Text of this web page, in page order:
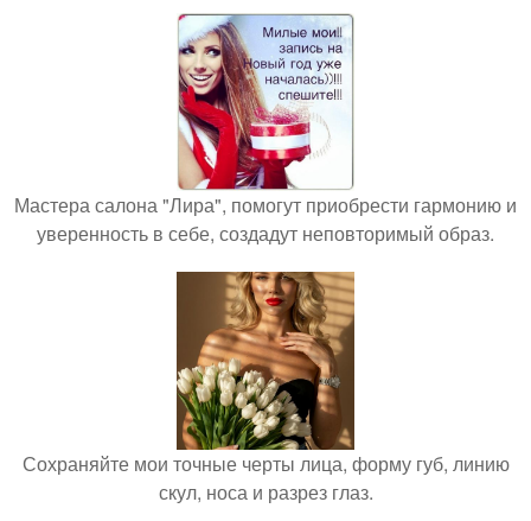
Мастера салона "Лира", помогут приобрести гармонию и
уверенность в себе, создадут неповторимый образ.
Сохраняйте мои точные черты лица, форму губ, линию
скул, носа и разрез глаз.